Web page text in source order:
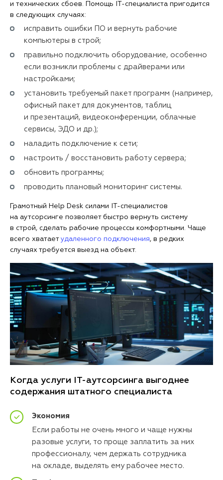
и технических сбоев. Помощь IT-специалиста пригодится
в следующих случаях:
исправить ошибки ПО и вернуть рабочие
компьютеры в строй;
правильно подключить оборудование, особенно
если возникли проблемы с драйверами или
настройками;
установить требуемый пакет программ (например,
офисный пакет для документов, таблиц
и презентаций, видеоконференции, облачные
сервисы, ЭДО и др.);
наладить подключение к сети;
настроить / восстановить работу сервера;
обновить программы;
проводить плановый мониторинг системы.
Грамотный Help Desk силами IT-специалистов
на аутсорсинге позволяет быстро вернуть систему
в строй, сделать рабочие процессы комфортными. Чаще
всего хватает удаленного подключения, в редких
случаях требуется выезд на объект.
Когда услуги IT-аутсорсинга выгоднее
содержания штатного специалиста
Экономия
Если работы не очень много и чаще нужны
разовые услуги, то проще заплатить за них
профессионалу, чем держать сотрудника
на окладе, выделять ему рабочее место.